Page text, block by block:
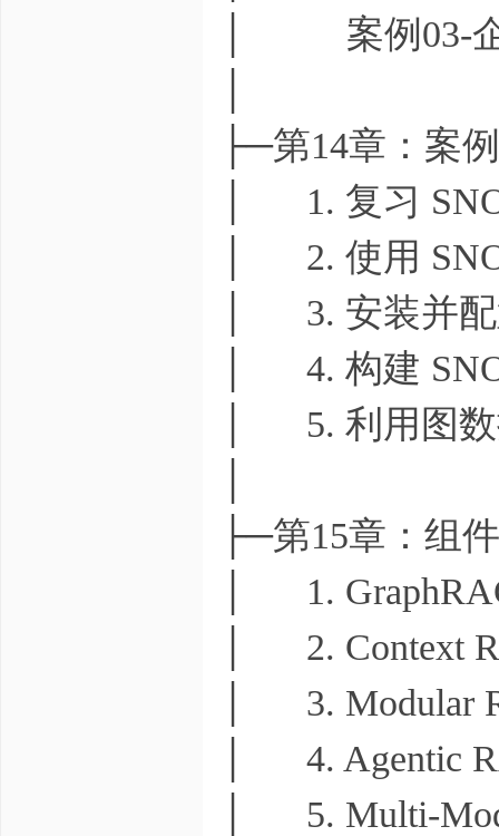
│ 案例03-企
├─第14章：案
│ 1. 复习
│ 2. 使用
│ 3. 安装并配
│ 4. 构建
│ 5. 利用图数
├─第15章：组
│ 1.
│ 2. Context
│ 3. Modular
│ 4. Agentic
│ 5. Multi-